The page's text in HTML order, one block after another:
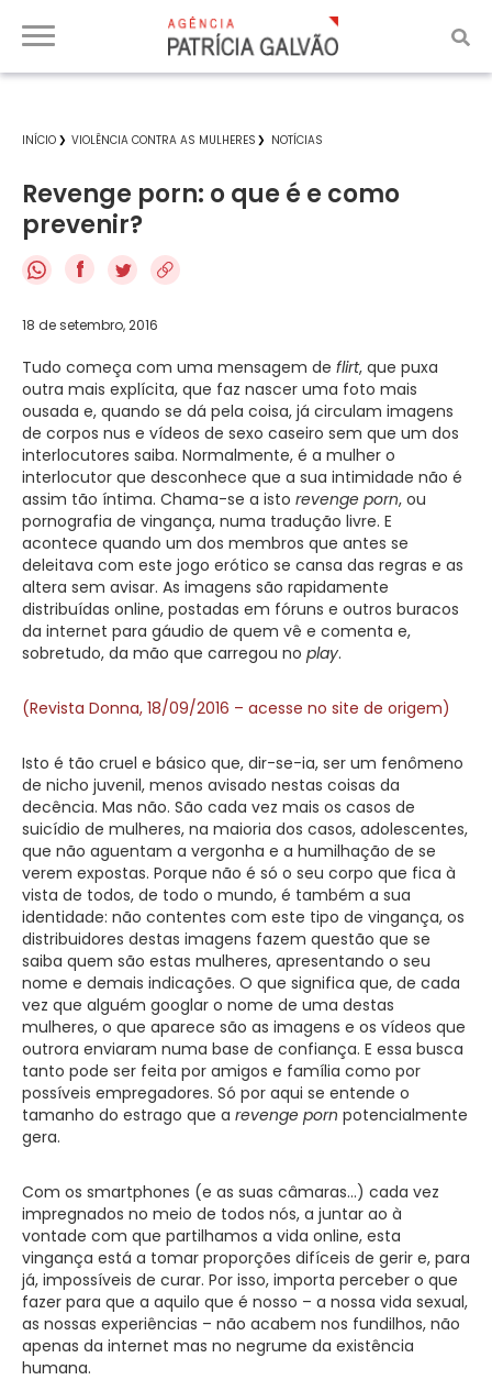
INÍCIO VIOLÊNCIA CONTRA AS MULHERES NOTÍCIAS
Revenge porn: o que é e como
prevenir?
f
18 de setembro, 2016
Tudo começa com uma mensagem de flirt, que puxa
outra mais explícita, que faz nascer uma foto mais
ousada e, quando se dá pela coisa, já circulam imagens
de corpos nus e vídeos de sexo caseiro sem que um dos
interlocutores saiba. Normalmente, é a mulher o
interlocutor que desconhece que a sua intimidade não é
assim tão íntima. Chama-se a isto revenge porn, ou
pornografia de vingança, numa tradução livre. E
acontece quando um dos membros que antes se
deleitava com este jogo erótico se cansa das regras e as
altera sem avisar. As imagens são rapidamente
distribuídas online, postadas em fóruns e outros buracos
da internet para gáudio de quem vê e comenta e,
sobretudo, da mão que carregou no play.
(Revista Donna, 18/09/2016 – acesse no site de origem)
Isto é tão cruel e básico que, dir-se-ia, ser um fenômeno
de nicho juvenil, menos avisado nestas coisas da
decência. Mas não. São cada vez mais os casos de
suicídio de mulheres, na maioria dos casos, adolescentes,
que não aguentam a vergonha e a humilhação de se
verem expostas. Porque não é só o seu corpo que fica à
vista de todos, de todo o mundo, é também a sua
identidade: não contentes com este tipo de vingança, os
distribuidores destas imagens fazem questão que se
saiba quem são estas mulheres, apresentando o seu
nome e demais indicações. O que significa que, de cada
vez que alguém googlar o nome de uma destas
mulheres, o que aparece são as imagens e os vídeos que
outrora enviaram numa base de confiança. E essa busca
tanto pode ser feita por amigos e família como por
possíveis empregadores. Só por aqui se entende o
tamanho do estrago que a revenge porn potencialmente
gera.
Com os smartphones (e as suas câmaras…) cada vez
impregnados no meio de todos nós, a juntar ao à
vontade com que partilhamos a vida online, esta
vingança está a tomar proporções difíceis de gerir e, para
já, impossíveis de curar. Por isso, importa perceber o que
fazer para que a aquilo que é nosso – a nossa vida sexual,
as nossas experiências – não acabem nos fundilhos, não
apenas da internet mas no negrume da existência
humana.